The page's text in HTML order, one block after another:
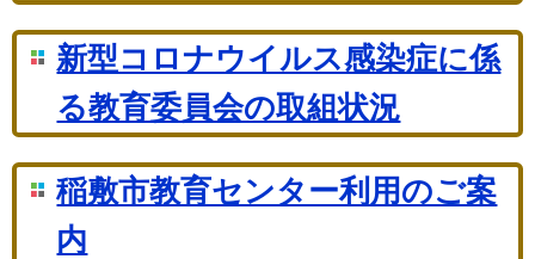
新型コロナウイルス感染症に係
る教育委員会の取組状況
稲敷市教育センター利用のご案
内